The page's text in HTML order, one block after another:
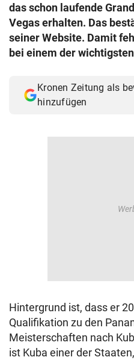
das schon laufende
Vegas erhalten. Das
seiner Website. Damit
bei einem der
Kronen Zeitung als
hinzufügen
Hintergrund ist, dass er
Qualifikation zu den
Meisterschaften nach
ist Kuba einer der